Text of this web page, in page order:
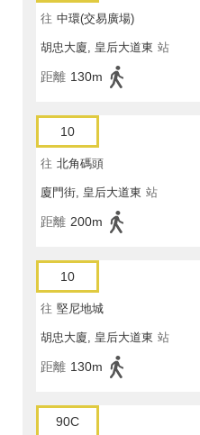
往 中環(交易廣場)
胡忠大廈, 皇后大道東 站
距離 130m
10
往 北角碼頭
廈門街, 皇后大道東 站
距離 200m
10
往 堅尼地城
胡忠大廈, 皇后大道東 站
距離 130m
90C